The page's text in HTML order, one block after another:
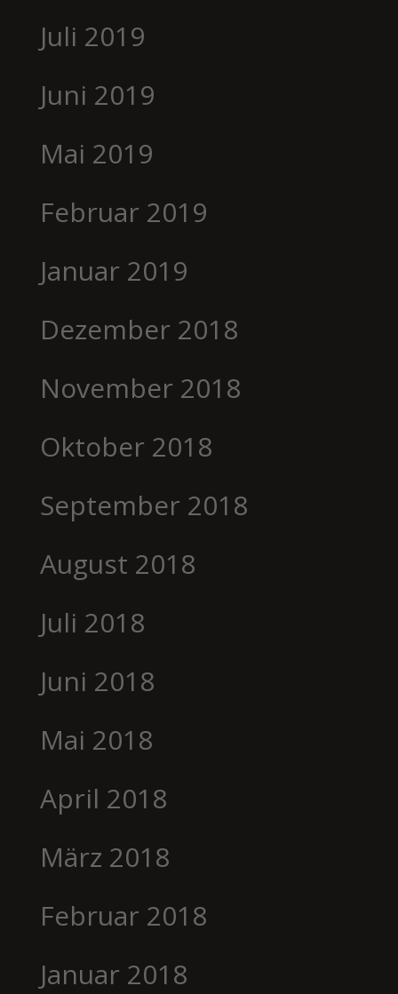
Juli 2019
Juni 2019
Mai 2019
Februar 2019
Januar 2019
Dezember 2018
November 2018
Oktober 2018
September 2018
August 2018
Juli 2018
Juni 2018
Mai 2018
April 2018
März 2018
Februar 2018
Januar 2018